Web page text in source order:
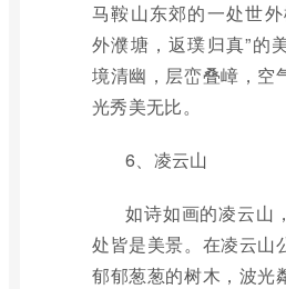
马鞍山东郊的一处世
外濮塘，返璞归真”的
境清幽，层峦叠嶂，空
光秀美无比。
6、凌云山
如诗如画的凌云山
处皆是美景。在凌云山
郁郁葱葱的树木，波光